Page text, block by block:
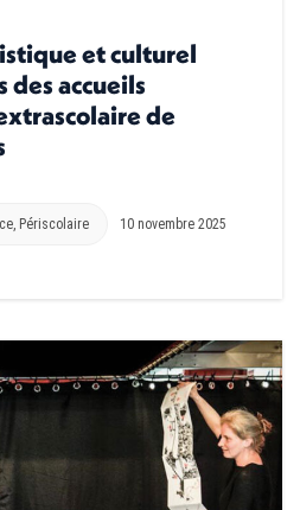
et culturel
des accueils
de
Périscolaire 10 novembre 2025